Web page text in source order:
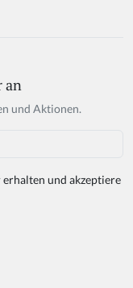
an
und Aktionen.
und akzeptiere